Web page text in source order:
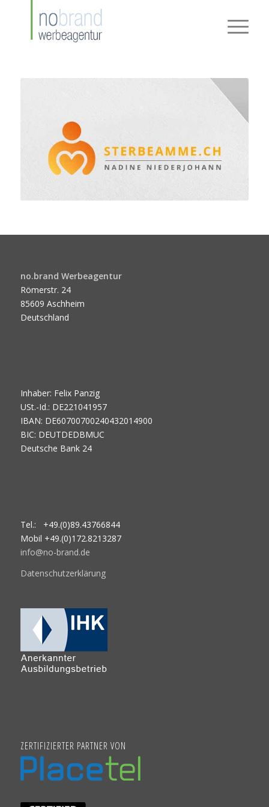
no.brand Werbeagentur
Römerstr. 24
85609 Aschheim
Deutschland
Inhaber: Felix Panzig
USt.-Id.: DE221041957
IBAN: DE60700700240432014900
BIC: DEUTDEDBMUC
Deutsche Bank 24
Tel.: +49.(0)89.43766844
Mobil +49.(0)172.8213287
info@no-brand.de
Datenschutzerklärung
ZERTIFIZIERTER PARTNER VON